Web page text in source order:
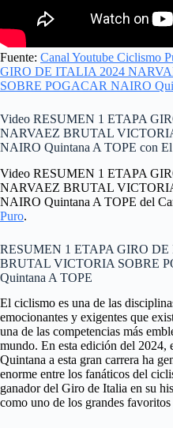
Fuente: Canal Youtube Ciclismo
GIRO DE ITALIA 2024
SOBRE POGACAR NAIRO
Video RESUMEN 1 ETAPA
NARVAEZ BRUTAL
NAIRO Quintana A TOPE con
Video RESUMEN 1 ETAPA
NARVAEZ BRUTAL
NAIRO Quintana A TOPE del
Puro.
RESUMEN 1 ETAPA GIRO
BRUTAL VICTORIA SOBRE
Quintana A TOPE
El ciclismo es una de las
emocionantes y exigentes que
una de las competencias más
mundo. En esta edición del 2024,
Quintana a esta gran carrera ha
enorme entre los fanáticos del
ganador del Giro de Italia en su
como uno de los grandes favoritos